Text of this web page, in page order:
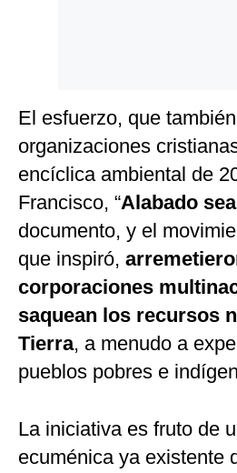
El esfuerzo, que
organizaciones
encíclica ambiental de
Francisco, “Alabado
documento, y el
que inspiró,
corporaciones
saquean los recursos
Tierra, a menudo a
pueblos pobres e
La iniciativa es fruto de
ecuménica ya existente